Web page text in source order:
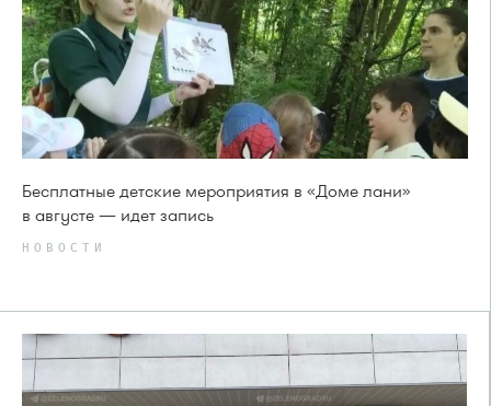
Бесплатные детские мероприятия в «Доме лани»
в августе — идет запись
НОВОСТИ